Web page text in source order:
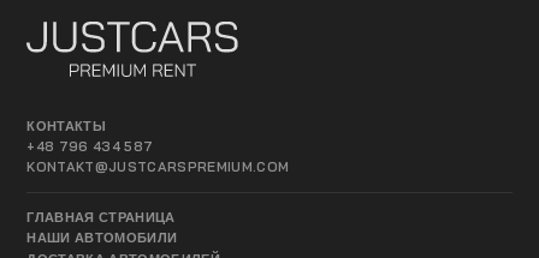
КОНТАКТЫ
+48 796 434 587
KONTAKT@JUSTCARSPREMIUM.COM
ГЛАВНАЯ СТРАНИЦА
НАШИ АВТОМОБИЛИ